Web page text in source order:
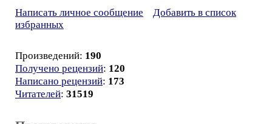
Написать личное сообщение
Добавить в список
избранных
Произведений: 190
Получено рецензий: 120
Написано рецензий: 173
Читателей: 31519